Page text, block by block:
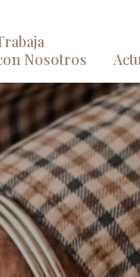
Nosotros